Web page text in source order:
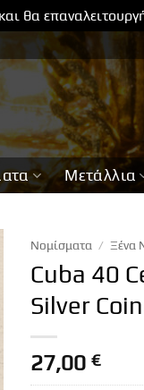
θα
Μετάλλια
Νομίσματα / Ξένα
Cuba 40
Silver
27,00 €